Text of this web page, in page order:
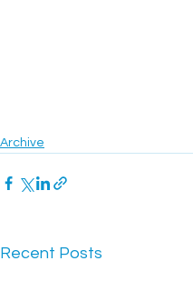
Archive
Recent Posts